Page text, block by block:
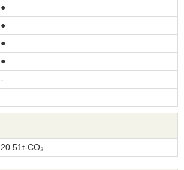
●
●
●
●
-
20.51t-CO₂